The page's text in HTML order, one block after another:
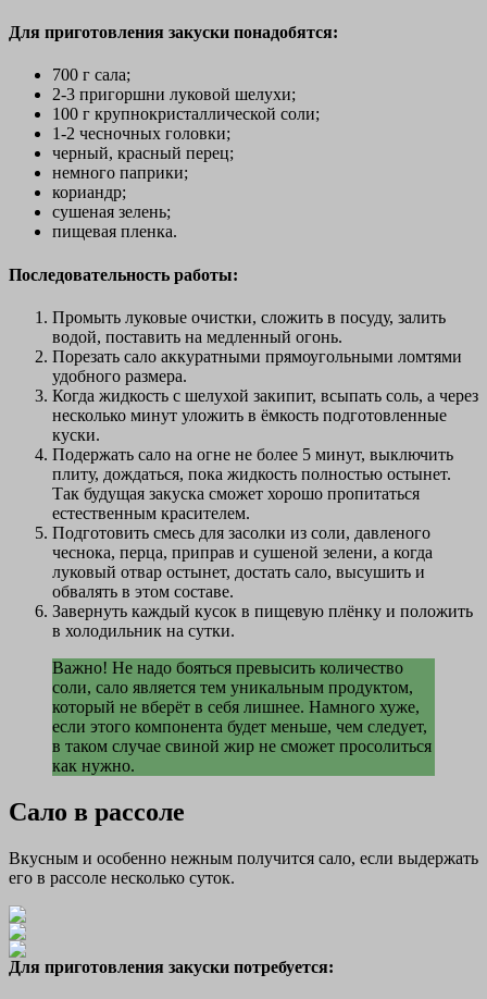
Для приготовления закуски понадобятся:
700 г сала;
2-3 пригоршни луковой шелухи;
100 г крупнокристаллической соли;
1-2 чесночных головки;
черный, красный перец;
немного паприки;
кориандр;
сушеная зелень;
пищевая пленка.
Последовательность работы:
Промыть луковые очистки, сложить в посуду, залить
водой, поставить на медленный огонь.
Порезать сало аккуратными прямоугольными ломтями
удобного размера.
Когда жидкость с шелухой закипит, всыпать соль, а через
несколько минут уложить в ёмкость подготовленные
куски.
Подержать сало на огне не более 5 минут, выключить
плиту, дождаться, пока жидкость полностью остынет.
Так будущая закуска сможет хорошо пропитаться
естественным красителем.
Подготовить смесь для засолки из соли, давленого
чеснока, перца, приправ и сушеной зелени, а когда
луковый отвар остынет, достать сало, высушить и
обвалять в этом составе.
Завернуть каждый кусок в пищевую плёнку и положить
в холодильник на сутки.
Важно! Не надо бояться превысить количество
соли, сало является тем уникальным продуктом,
который не вберёт в себя лишнее. Намного хуже,
если этого компонента будет меньше, чем следует,
в таком случае свиной жир не сможет просолиться
как нужно.
Сало в рассоле
Вкусным и особенно нежным получится сало, если выдержать
его в рассоле несколько суток.
Для приготовления закуски потребуется: